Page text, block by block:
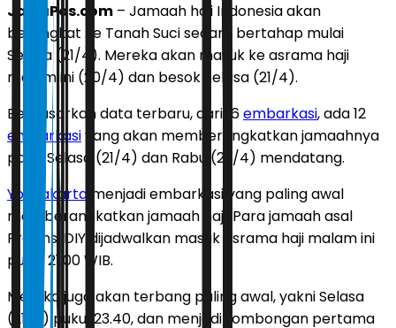
JawaPos.com – Jamaah haji Indonesia akan
berangkat ke Tanah Suci secara bertahap mulai
Selasa (21/4). Mereka akan masuk ke asrama haji
malam ini (20/4) dan besok Selasa (21/4).
Berdasarkan data terbaru, dari 16embarkasi, ada 12
embarkasiyang akan memberangkatkan jamaahnya
pada Selasa (21/4) dan Rabu (22/4) mendatang.
Yogyakarta menjadi embarkasi yang paling awal
memberangkatkan jamaah haji. Para jamaah asal
Provinsi DIY dijadwalkan masuk asrama haji malam ini
pukul 21.00 WIB.
Mereka juga akan terbang paling awal, yakni Selasa
(21/4) pukul 23.40, dan menjadi rombongan pertama